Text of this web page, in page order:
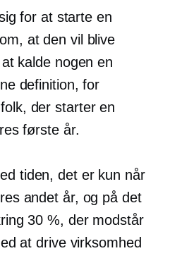
for at starte en
at den vil blive
kalde nogen en
definition, for
der starter en
første år.
tiden, det er kun når
andet år, og på det
30 %, der modstår
at drive virksomhed